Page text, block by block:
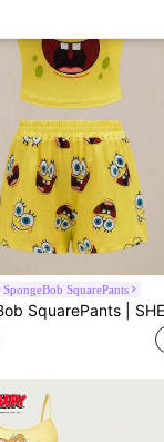
SpongeBob SquarePants